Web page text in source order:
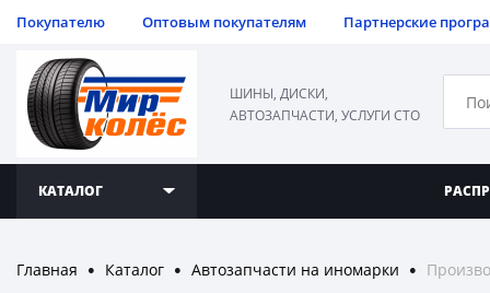
Покупателю Оптовым покупателям Партнерские
ШИНЫ, ДИСКИ,
АВТОЗАПЧАСТИ, УСЛУГИ СТО
КАТАЛОГ
Главная ● Каталог ● Автозапчасти на иномарки ●